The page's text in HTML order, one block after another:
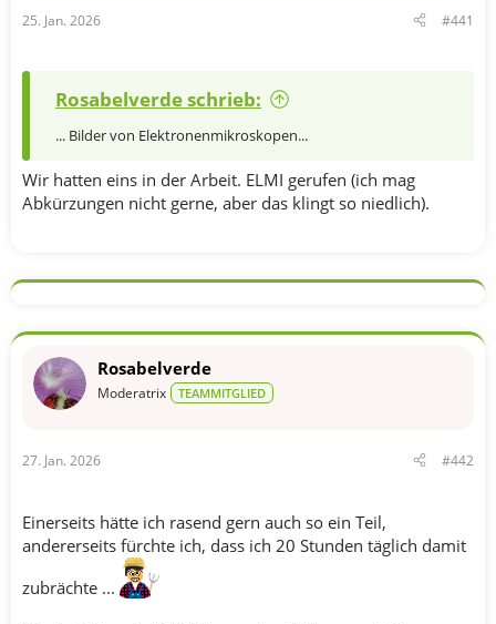
r
25. Jan. 2026 #441
Rosabelverde schrieb:
... Bilder von Elektronenmikroskopen...
Wir hatten eins in der Arbeit. ELMI gerufen (ich mag
Abkürzungen nicht gerne, aber das klingt so niedlich).
Rosabelverde
Moderatrix TEAMMITGLIED
27. Jan. 2026 #442
Einerseits hätte ich rasend gern auch so ein Teil,
andererseits fürchte ich, dass ich 20 Stunden täglich damit
zubrächte ...